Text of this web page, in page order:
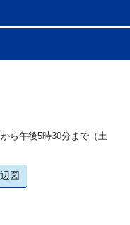
ら午後5時30分まで（土
図